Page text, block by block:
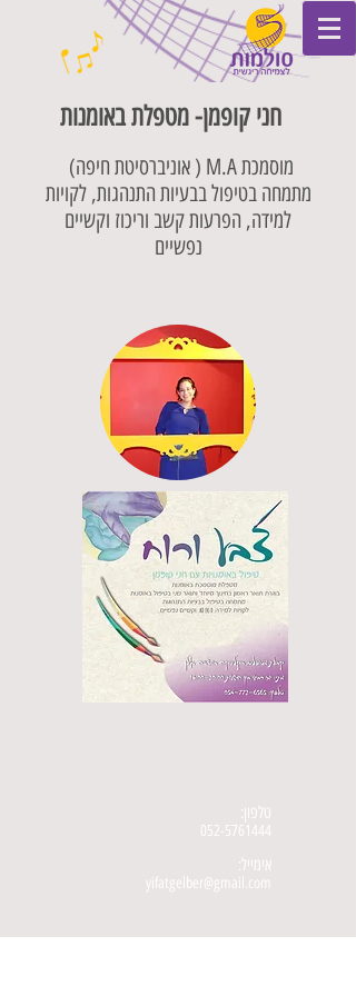
חני קופמן- מטפלת באומנות
מוסמכת M.A ( אוניברסיטת חיפה)
מתמחה בטיפול בבעיות התנהגות, לקויות
למידה, הפרעות קשב וריכוז וקשיים
נפשיים
טלפון:
052-5761444
אימייל:
yifatgelber@gmail.com